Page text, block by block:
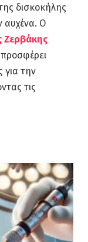
δισκοκήλης
αυχένα. Ο
Ζερβάκης
προσφέρει
για την
τις